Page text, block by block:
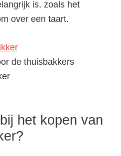
is, zoals het
over een taart.
de thuisbakkers
het kopen van